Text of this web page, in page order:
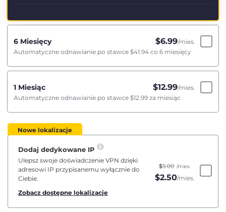
6 Miesięcy $6.99/mies.
Automatyczne odnawianie po stawce $41.94 co 6 miesięcy
1 Miesiąc $12.99/mies.
Automatyczne odnawianie po stawce $12.99 za miesiąc
Nowe lokalizacje
Dodaj dedykowane IP
Ulepsz swoje doświadczenie VPN dzięki
adresowi IP przypisanemu wyłącznie do
Ciebie.
Zobacz dostępne lokalizacje
$5.00 /mies.
$2.50/mies.